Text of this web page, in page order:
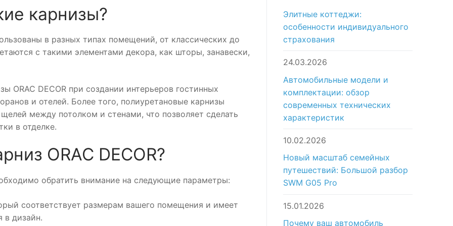
карнизы?
в разных типах помещений, от классических до
с такими элементами декора, как шторы, занавески,
ORAC DECOR при создании интерьеров гостинных
и отелей. Более того, полиуретановые карнизы
между потолком и стенами, что позволяет сделать
в отделке.
ORAC DECOR?
обратить внимание на следующие параметры:
соответствует размерам вашего помещения и имеет
в дизайн.
Элитные коттеджи:
особенности индивидуального
страхования
24.03.2026
Автомобильные модели и
комплектации: обзор
современных технических
характеристик
10.02.2026
Новый масштаб семейных
путешествий: Большой разбор
SWM G05 Pro
15.01.2026
Почему ваш автомобиль